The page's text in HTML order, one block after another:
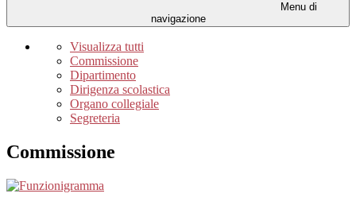
Menu di
navigazione
Visualizza tutti
Commissione
Dipartimento
Dirigenza scolastica
Organo collegiale
Segreteria
Commissione